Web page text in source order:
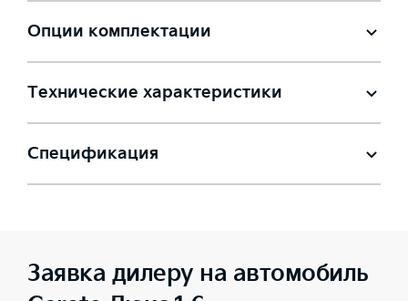
Опции комплектации
Технические характеристики
Спецификация
Заявка дилеру на автомобиль